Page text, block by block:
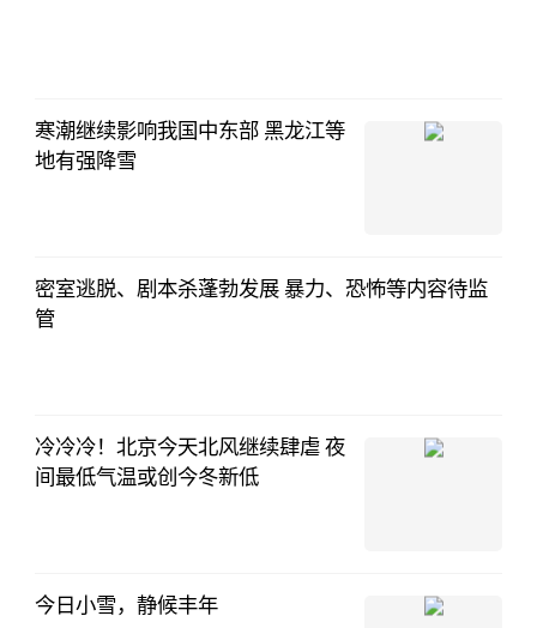
寒潮继续影响我国中东部 黑龙江等
地有强降雪
密室逃脱、剧本杀蓬勃发展 暴力、恐怖等内容待监
管
冷冷冷！北京今天北风继续肆虐 夜
间最低气温或创今冬新低
今日小雪，静候丰年